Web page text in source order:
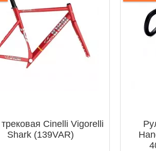
Cinelli Vigorelli
Shark (139VAR)